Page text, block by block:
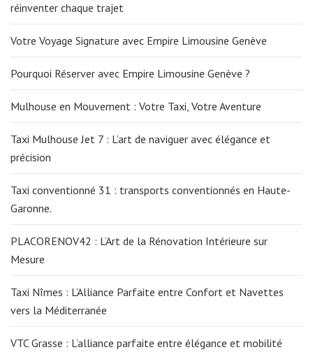
réinventer chaque trajet
Votre Voyage Signature avec Empire Limousine Genève
Pourquoi Réserver avec Empire Limousine Genève ?
Mulhouse en Mouvement : Votre Taxi, Votre Aventure
Taxi Mulhouse Jet 7 : L’art de naviguer avec élégance et
précision
Taxi conventionné 31 : transports conventionnés en Haute-
Garonne.
PLACORENOV42 : L’Art de la Rénovation Intérieure sur
Mesure
Taxi Nîmes : L’Alliance Parfaite entre Confort et Navettes
vers la Méditerranée
VTC Grasse : L’alliance parfaite entre élégance et mobilité